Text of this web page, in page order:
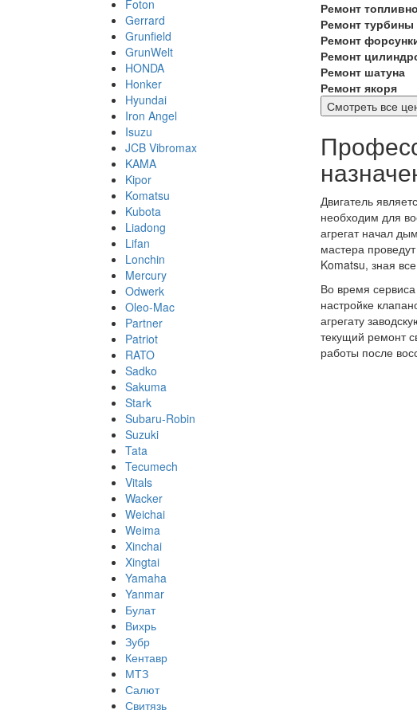
Foton
Gerrard
Grunfield
GrunWelt
HONDA
Honker
Hyundai
Iron Angel
Isuzu
JCB Vibromax
KAMA
Kipor
Komatsu
Kubota
Liadong
Lifan
Lonchin
Mercury
Odwerk
Oleo-Mac
Partner
Patriot
RATO
Sadko
Sakuma
Stark
Subaru-Robin
Suzuki
Tata
Tecumech
Vitals
Wacker
Weichai
Weima
Xinchai
Xingtai
Yamaha
Yanmar
Булат
Вихрь
Зубр
Кентавр
МТЗ
Салют
Свитязь
Ремонт
Ремонт турбины
Ремонт
Ремонт
Ремонт шатуна
Ремонт якоря
Смотреть все
Двигатель
необходим для
агрегат начал
мастера
Komatsu, зная
Во время
настройке
агрегату
текущий ремонт
работы после